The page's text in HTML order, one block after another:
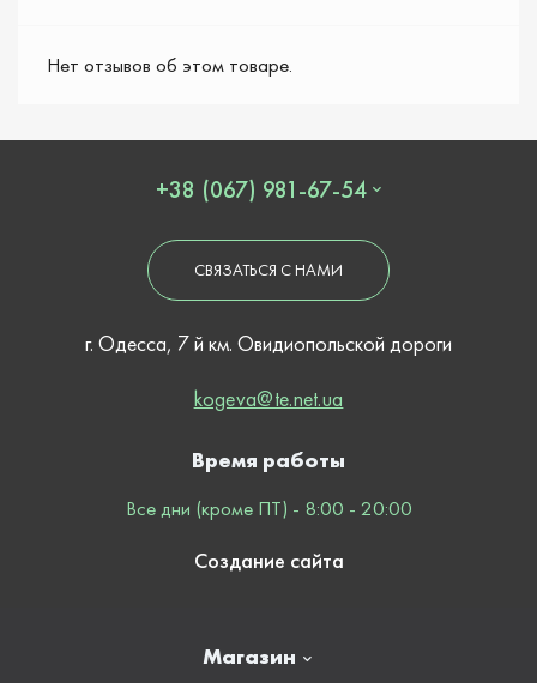
Нет отзывов об этом товаре.
+38 (067) 981-67-54
СВЯЗАТЬСЯ С НАМИ
г. Одесса, 7 й км. Овидиопольской дороги
kogeva@te.net.ua
Магазин
Время работы
Все дни (кроме ПТ) - 8:00 - 20:00
Создание сайта